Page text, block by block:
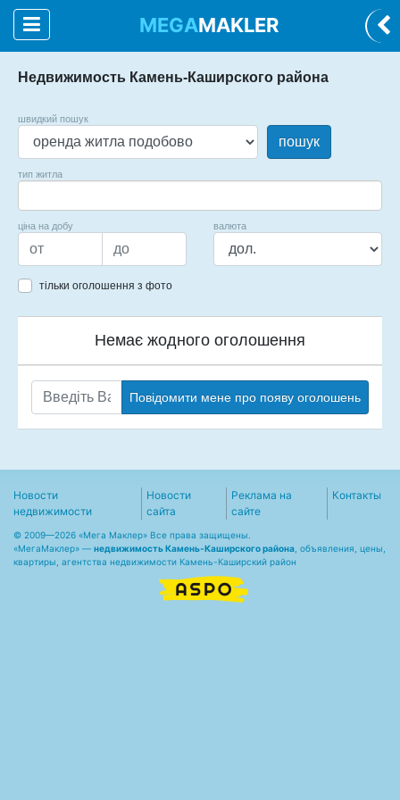
MEGAMAKLER
Недвижимость Камень-Каширского района
швидкий пошук
пошук
тип житла
ціна на добу валюта
тільки оголошення з фото
Немає жодного оголошення
Повідомити мене про появу оголошень
Новости
недвижимости
Новости
сайта
Реклама на
сайте
Контакты
© 2009—2026 «Мега Маклер» Все права защищены.
«МегаМаклер» — недвижимость Камень-Каширского района , объявления, цены,
квартиры, агентства недвижимости Камень-Каширский район